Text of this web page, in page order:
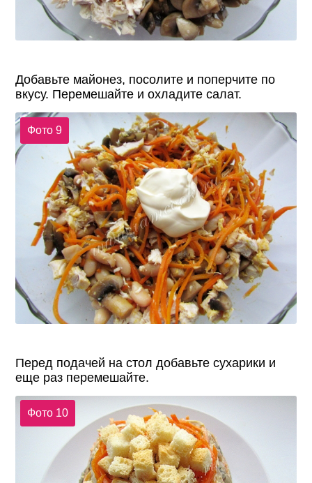
Добавьте майонез, посолите и поперчите по
вкусу. Перемешайте и охладите салат.
Фото 9
Перед подачей на стол добавьте сухарики и
еще раз перемешайте.
Фото 10